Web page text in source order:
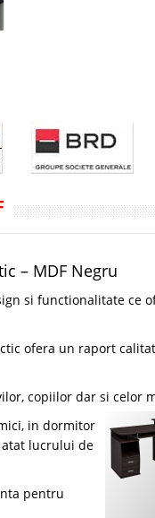
– MDF Negru
si functionalitate ce
ofera un raport
copiilor dar si celor
in dormitor
lucrului de
pentru